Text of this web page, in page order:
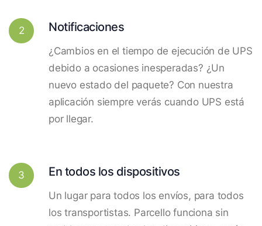
2 Notificaciones
¿Cambios en el tiempo de ejecución de UPS
debido a ocasiones inesperadas? ¿Un
nuevo estado del paquete? Con nuestra
aplicación siempre verás cuando UPS está
por llegar.
3 En todos los dispositivos
Un lugar para todos los envíos, para todos
los transportistas. Parcello funciona sin